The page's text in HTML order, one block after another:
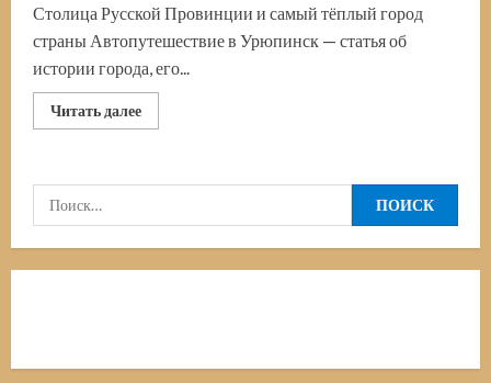
Столица Русской Провинции и самый тёплый город
страны Автопутешествие в Урюпинск — статья об
истории города, его...
Читать далееПрочитать
больше
Урюпинск
Найти: